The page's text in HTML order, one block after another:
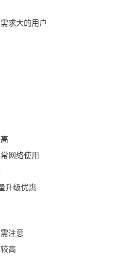
求大的用户
网络使用
升级优惠
注意
高